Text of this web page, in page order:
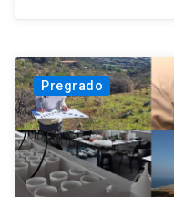
Pregrado